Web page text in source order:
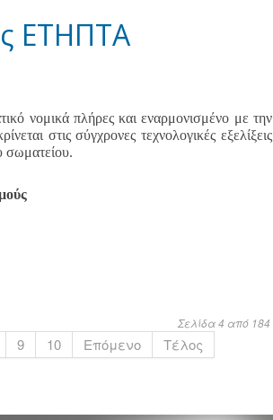
ΕΤΗΠΤΑ
νομικά πλήρες και εναρμονισμένο με την
στις σύγχρονες τεχνολογικές εξελίξεις
σωματείου.
Σελίδα 4 από 184
9 10 Επόμενο Τέλος